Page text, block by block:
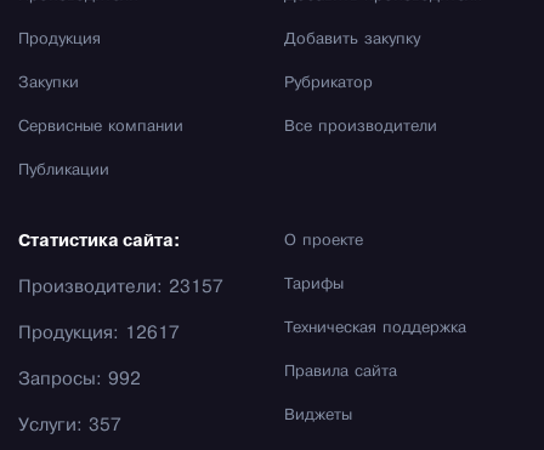
Продукция
Закупки
Сервисные компании
Публикации
Добавить закупку
Рубрикатор
Все производители
О проекте
Тарифы
Техническая поддержка
Правила сайта
Виджеты
Статистика сайта:
Производители: 23157
Продукция: 12617
Запросы: 992
Услуги: 357